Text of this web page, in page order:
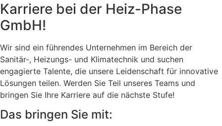
Karriere bei der Heiz-Phase
GmbH!
Wir sind ein führendes Unternehmen im Bereich der
Sanitär-, Heizungs- und Klimatechnik und suchen
engagierte Talente, die unsere Leidenschaft für innovative
Lösungen teilen. Werden Sie Teil unseres Teams und
bringen Sie Ihre Karriere auf die nächste Stufe!
Das bringen Sie mit: